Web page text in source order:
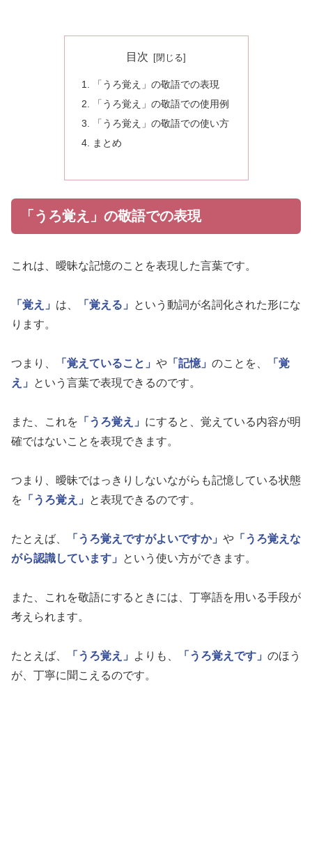
目次
「うろ覚え」の敬語での表現
「うろ覚え」の敬語での使用例
「うろ覚え」の敬語での使い方
まとめ
「うろ覚え」の敬語での表現
これは、曖昧な記憶のことを表現した言葉です。
「覚え」 は、 「覚える」
という動詞が名詞化された形にな
ります。
つまり、 「覚えていること」 や 「記憶」 のことを、
「覚
え」
という言葉で表現できるのです。
また、これを 「うろ覚え」 にすると、覚えている内容が明
確ではないことを表現できます。
つまり、曖昧ではっきりしないながらも記憶している状態
を 「うろ覚え」 と表現できるのです。
たとえば、 「うろ覚えですがよいですか」 や 「うろ覚えな
がら認識しています」
という使い方ができます。
また、これを敬語にするときには、丁寧語を用いる手段が
考えられます。
たとえば、 「うろ覚え」 よりも、 「うろ覚えです」 のほう
が、丁寧に聞こえるのです。